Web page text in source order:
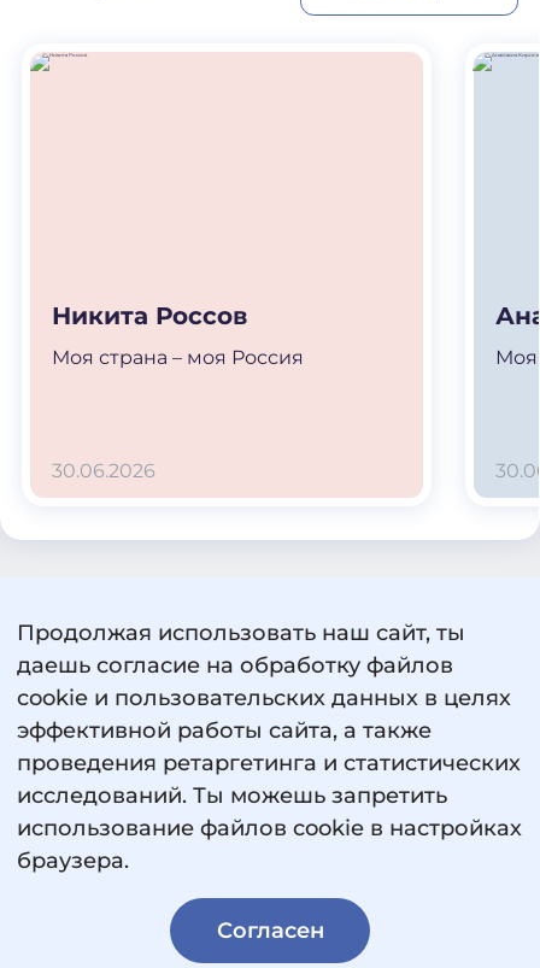
Никита Россов
Моя страна – моя Россия
30.06.2026
Моя
Продолжая использовать наш сайт, ты
даешь согласие на обработку файлов
cookie и пользовательских данных в целях
эффективной работы сайта, а также
проведения ретаргетинга и статистических
исследований. Ты можешь запретить
использование файлов cookie в настройках
браузера.
Согласен
© 2026 «Россия — страна возможностей».
Все права защищены
Пользовательское соглашение
Политика обработки персональных данных
Сведения об образовательной организации